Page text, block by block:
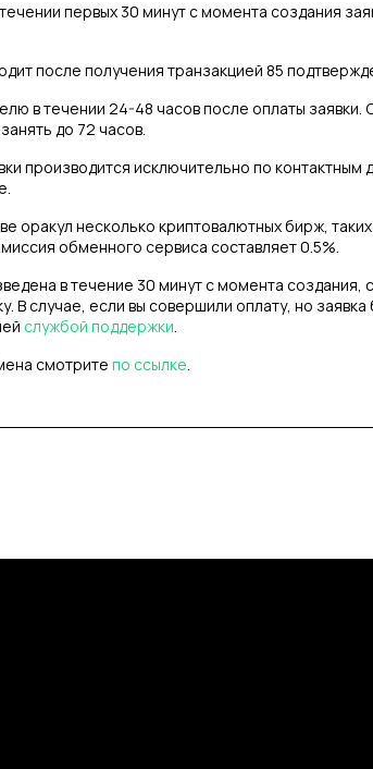
первых 30 минут с момента создания
после получения транзакцией 85
в течении 24-48 часов после оплаты заявки.
до 72 часов.
производится исключительно по контактным
оракул несколько криптовалютных бирж,
обменного сервиса составляет 0.5%.
в течение 30 минут с момента создания,
В случае, если вы совершили оплату, но заявка
службой поддержки.
смотрите по ссылке.